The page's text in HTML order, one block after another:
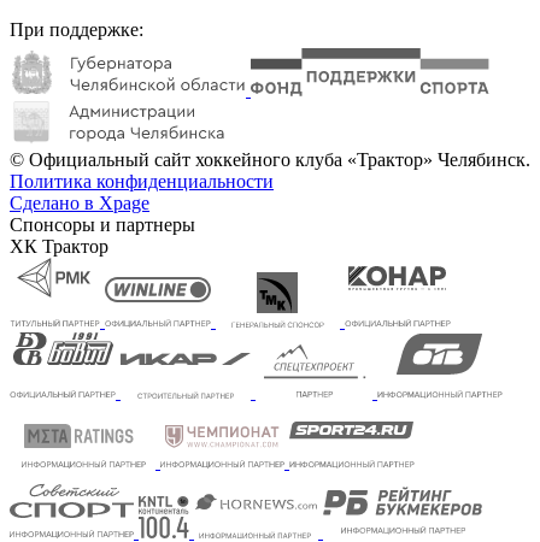
При поддержке:
© Официальный сайт хоккейного клуба «Трактор» Челябинск.
Политика конфиденциальности
Сделано в Xpage
Спонсоры и партнеры
ХК Трактор